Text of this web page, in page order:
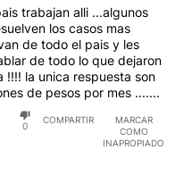
trabajan alli ...algunos
los casos mas
de todo el pais y les
de todo lo que dejaron
!!!! la unica respuesta son
de pesos por mes .......
0
COMPARTIR
MARCAR
COMO
INAPROPIADO